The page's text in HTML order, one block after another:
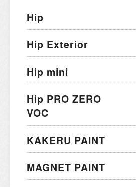
Hip
Hip Exterior
Hip mini
Hip PRO ZERO
VOC
KAKERU PAINT
MAGNET PAINT